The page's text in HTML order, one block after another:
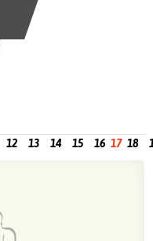
12 13 14 15 16 17 18